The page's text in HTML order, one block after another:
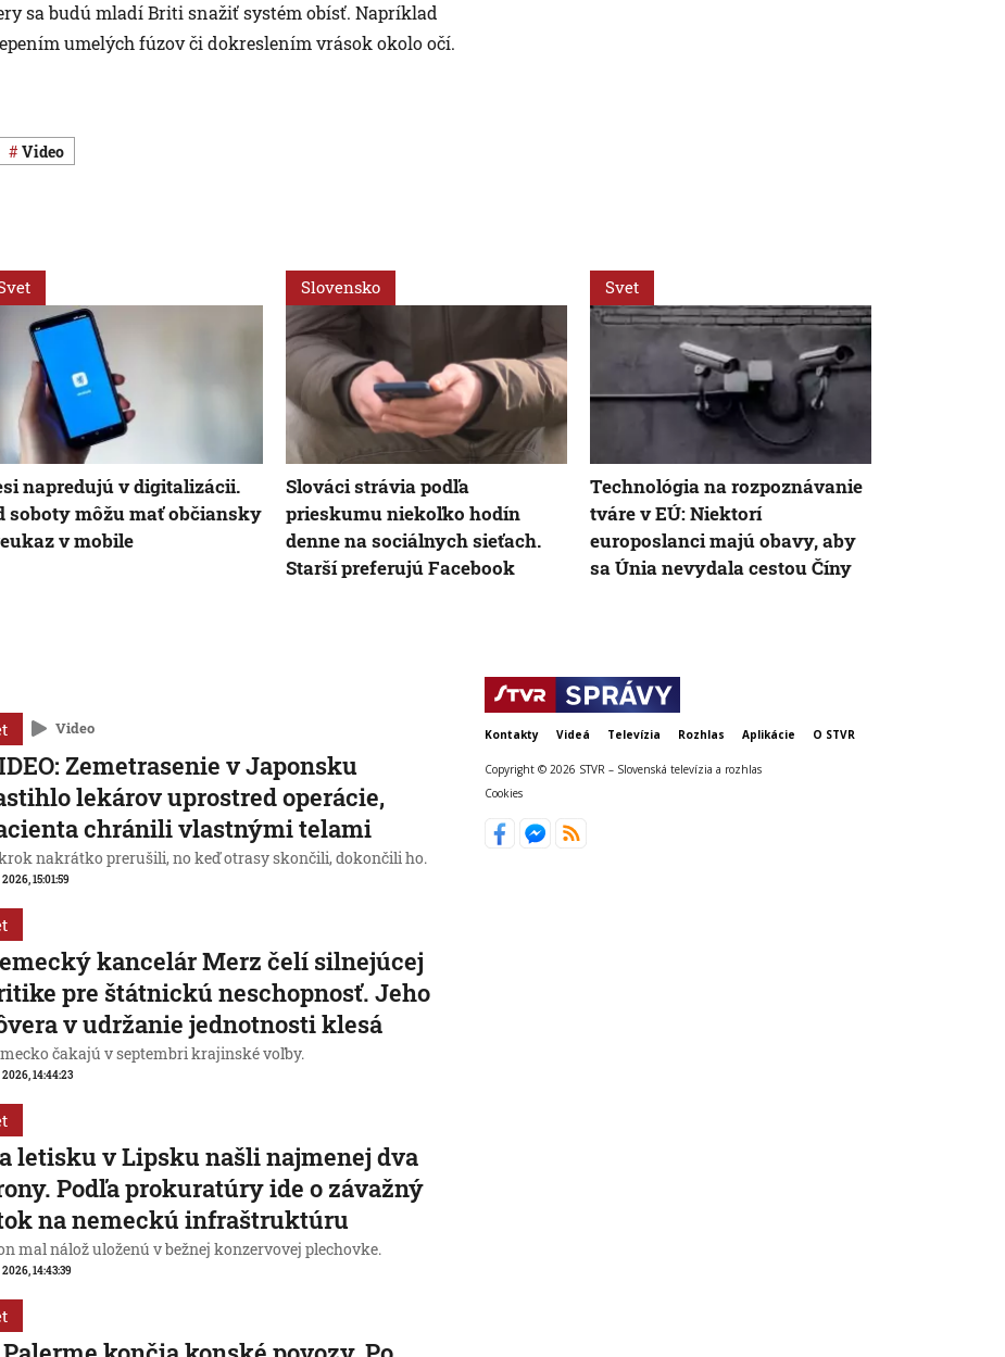
sa budú mladí Briti snažiť systém obísť. Napríklad
umelých fúzov či dokreslením vrások okolo očí.
Video
napredujú v digitalizácii.
soboty môžu mať občiansky
v mobile
Slovensko
Slováci strávia podľa
prieskumu niekoľko hodín
denne na sociálnych sieťach.
Starší preferujú Facebook
Svet
Technológia na rozpoznávanie
tváre v EÚ: Niektorí
europoslanci majú obavy, aby
sa Únia nevydala cestou Číny
Video
Zemetrasenie v Japonsku
lekárov uprostred operácie,
chránili vlastnými telami
nakrátko prerušili, no keď otrasy skončili, dokončili ho.
2026, 15:01:59
kancelár Merz čelí silnejúcej
pre štátnickú neschopnosť. Jeho
v udržanie jednotnosti klesá
čakajú v septembri krajinské voľby.
2026, 14:44:23
letisku v Lipsku našli najmenej dva
Podľa prokuratúry ide o závažný
na nemeckú infraštruktúru
mal nálož uloženú v bežnej konzervovej plechovke.
2026, 14:43:39
Kontakty Videá Televízia Rozhlas Aplikácie O STVR
Copyright © 2026 STVR – Slovenská televízia a rozhlas
Cookies